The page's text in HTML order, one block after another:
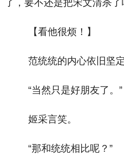
了，要不还是把宋文清杀了
【看他很烦！】
范统统的内心依旧坚定
“当然只是好朋友了。”
姬采言笑。
“那和统统相比呢？”